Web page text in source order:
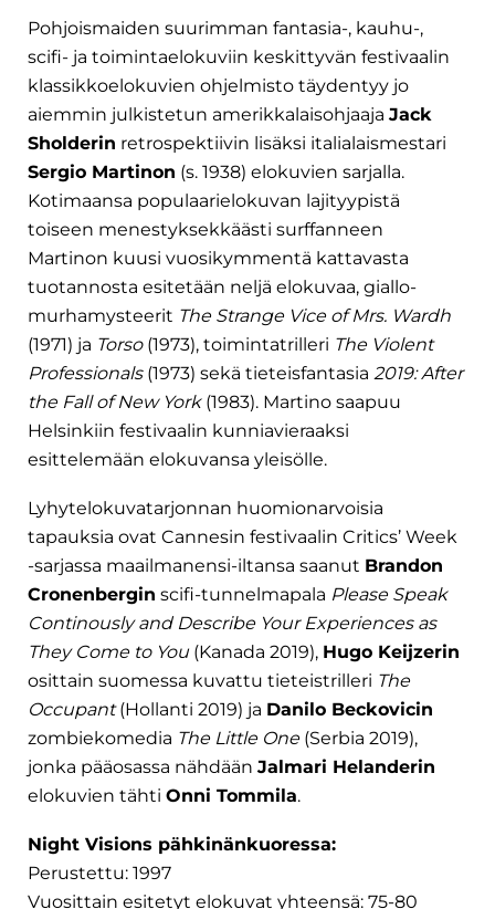
Pohjoismaiden suurimman fantasia-, kauhu-,
scifi- ja toimintaelokuviin keskittyvän festivaalin
klassikkoelokuvien ohjelmisto täydentyy jo
aiemmin julkistetun amerikkalaisohjaaja Jack
Sholderin retrospektiivin lisäksi italialaismestari
Sergio Martinon (s. 1938) elokuvien sarjalla.
Kotimaansa populaarielokuvan lajityypistä
toiseen menestyksekkäästi surffanneen
Martinon kuusi vuosikymmentä kattavasta
tuotannosta esitetään neljä elokuvaa, giallo-
murhamysteerit The Strange Vice of Mrs. Wardh
(1971) ja Torso(1973), toimintatrilleri The Violent
Professionals(1973) sekä tieteisfantasia 2019: After
the Fall of New York(1983). Martino saapuu
Helsinkiin festivaalin kunniavieraaksi
esittelemään elokuvansa yleisölle.
Lyhytelokuvatarjonnan huomionarvoisia
tapauksia ovat Cannesin festivaalin Critics’ Week
-sarjassa maailmanensi-iltansa saanut Brandon
Cronenbergin scifi-tunnelmapala Please Speak
Continously and Describe Your Experiences as
They Come to You (Kanada 2019), Hugo Keijzerin
osittain suomessa kuvattu tieteistrilleri The
Occupant(Hollanti 2019) ja Danilo Beckovicin
zombiekomedia The Little One(Serbia 2019),
jonka pääosassa nähdään Jalmari Helanderin
elokuvien tähti Onni Tommila.
Night Visions pähkinänkuoressa:
Perustettu: 1997
Vuosittain esitetyt elokuvat yhteensä: 75-80